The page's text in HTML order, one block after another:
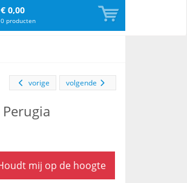
€ 0,00
0 producten
volgende
vorige
mij op de hoogte